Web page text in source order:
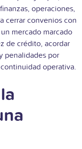
operaciones,
cerrar convenios con
mercado marcado
de crédito, acordar
penalidades por
operativa.